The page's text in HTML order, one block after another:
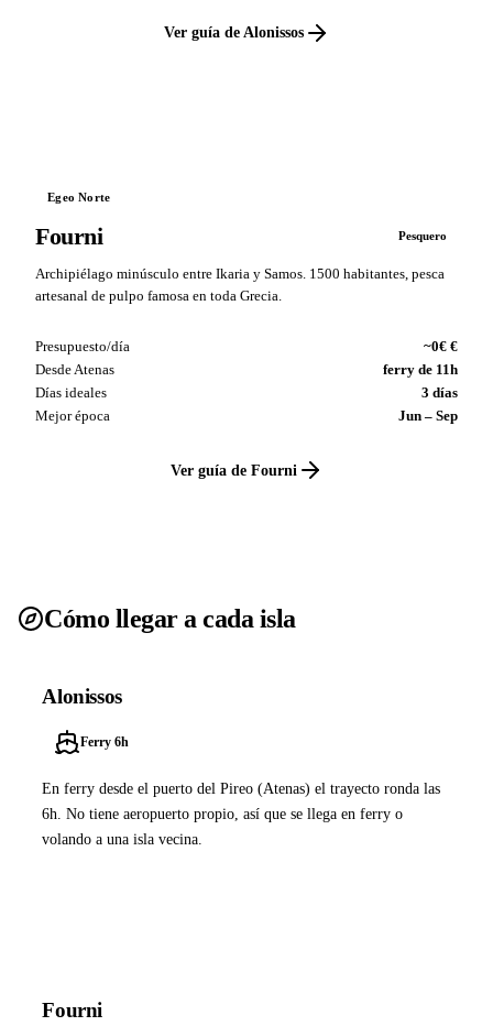
Ver guía de Alonissos
Egeo Norte
Fourni Pesquero
Archipiélago minúsculo entre Ikaria y Samos. 1500 habitantes, pesca
artesanal de pulpo famosa en toda Grecia.
Presupuesto/día
~0€ €
Desde Atenas
ferry de 11h
Días ideales
3 días
Mejor época
Jun – Sep
Ver guía de Fourni
Cómo llegar a cada isla
Alonissos
Ferry 6h
En ferry desde el puerto del Pireo (Atenas) el trayecto ronda las
6h. No tiene aeropuerto propio, así que se llega en ferry o
volando a una isla vecina.
Fourni